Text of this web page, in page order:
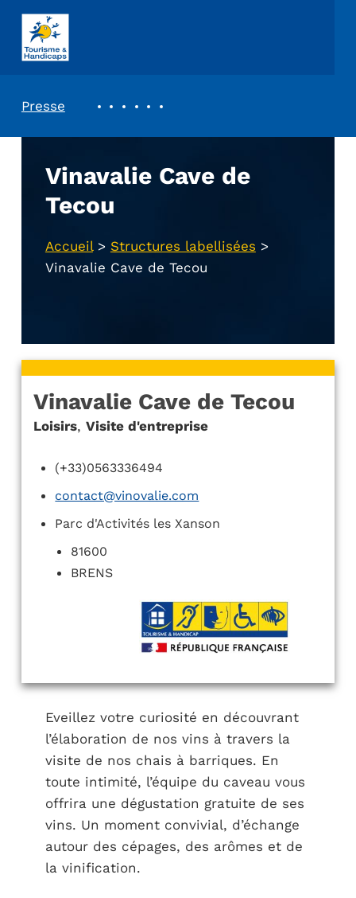
ASSOCIATION TOURISME ET HANDICAPS
Presse
Vinavalie Cave de
Tecou
Accueil> Structures labellisées >
Vinavalie Cave de Tecou
Vinavalie Cave de Tecou
Loisirs, Visite d'entreprise
(+33)0563336494
contact@vinovalie.com
Parc d'Activités les Xanson
81600
BRENS
Eveillez votre curiosité en découvrant
l’élaboration de nos vins à travers la
visite de nos chais à barriques. En
toute intimité, l’équipe du caveau vous
offrira une dégustation gratuite de ses
vins. Un moment convivial, d’échange
autour des cépages, des arômes et de
la vinification.